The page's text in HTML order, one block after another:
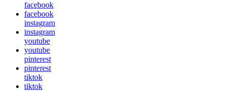
facebook
facebook
instagram
instagram
youtube
youtube
pinterest
pinterest
tiktok
tiktok